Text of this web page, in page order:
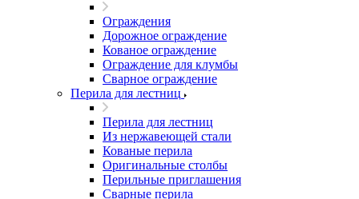
Ограждения
Дорожное ограждение
Кованое ограждение
Ограждение для клумбы
Сварное ограждение
Перила для лестниц
Перила для лестниц
Из нержавеющей стали
Кованые перила
Оригинальные столбы
Перильные приглашения
Сварные перила